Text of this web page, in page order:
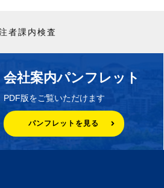
者課内検査
会社案内パンフレット
PDF版をご覧いただけます
パンフレットを見る